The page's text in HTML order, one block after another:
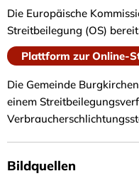
Die Europäische
Streitbeilegung (OS)
Plattform zur Online-
Die Gemeinde
einem
Bildquellen